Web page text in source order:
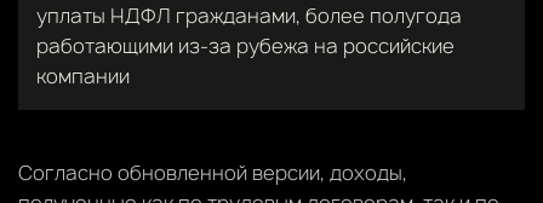
уплаты НДФЛ гражданами, более полугода
работающими из-за рубежа на российские
компании
Согласно обновленной версии, доходы,